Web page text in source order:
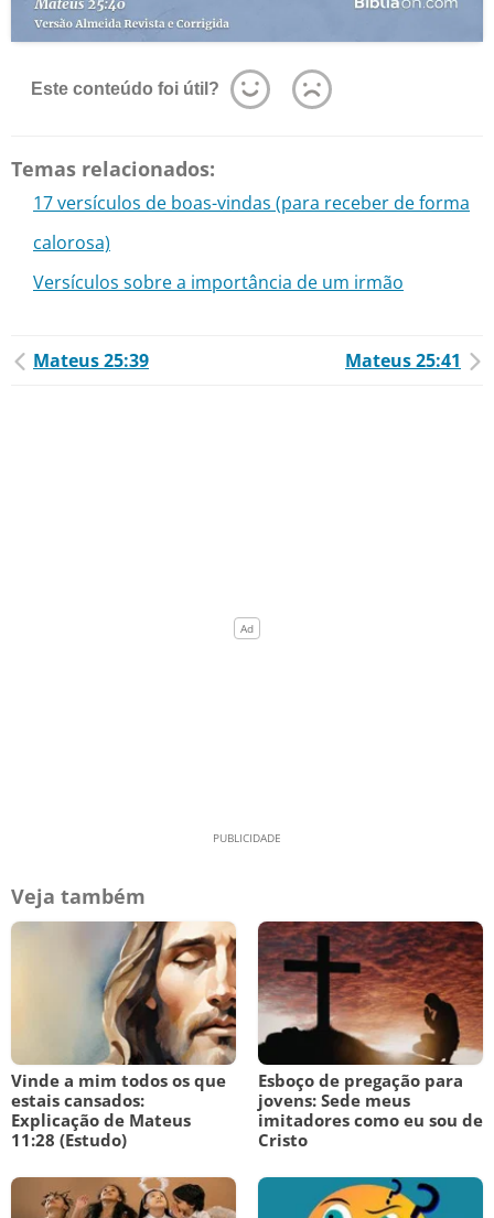
Este conteúdo foi útil?
Temas relacionados:
17 versículos de boas-vindas (para receber de forma
calorosa)
Versículos sobre a importância de um irmão
Mateus 25:39 Mateus 25:41
Veja também
Vinde a mim todos os que
estais cansados:
Explicação de Mateus
11:28 (Estudo)
Esboço de pregação para
jovens: Sede meus
imitadores como eu sou de
Cristo